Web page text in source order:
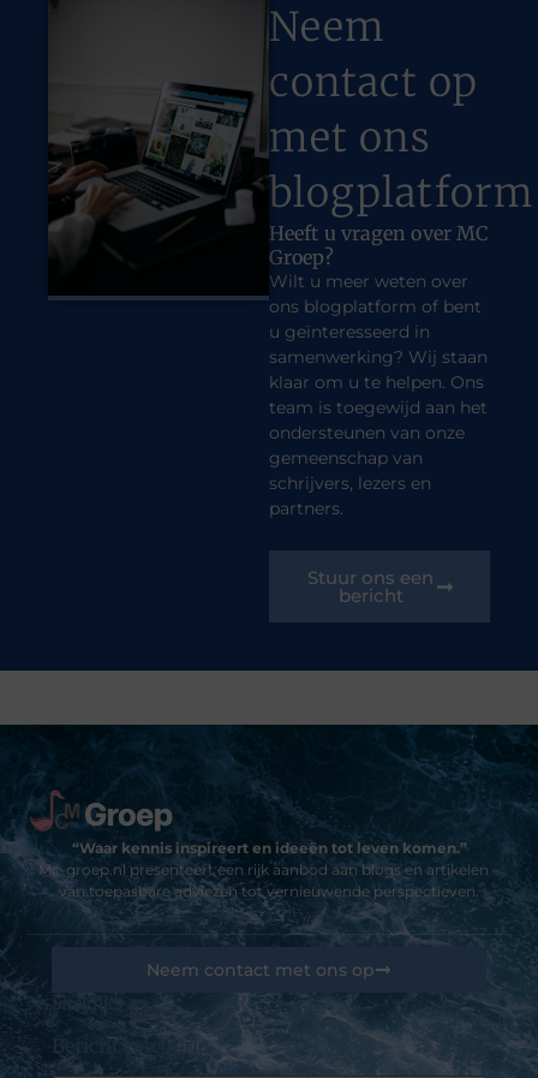
Neem
contact op
met ons
blogplatform
Heeft u vragen over MC
Groep?
Wilt u meer weten over
ons blogplatform of bent
u geïnteresseerd in
samenwerking? Wij staan
klaar om u te helpen. Ons
team is toegewijd aan het
ondersteunen van onze
gemeenschap van
schrijvers, lezers en
partners.
Stuur ons een
bericht
“Waar kennis inspireert en ideeën tot leven komen.”
Mc-groep.nl presenteert een rijk aanbod aan blogs en artikelen –
van toepasbare adviezen tot vernieuwende perspectieven.
Sitelinks
Bericht categorie
Neem contact met ons op